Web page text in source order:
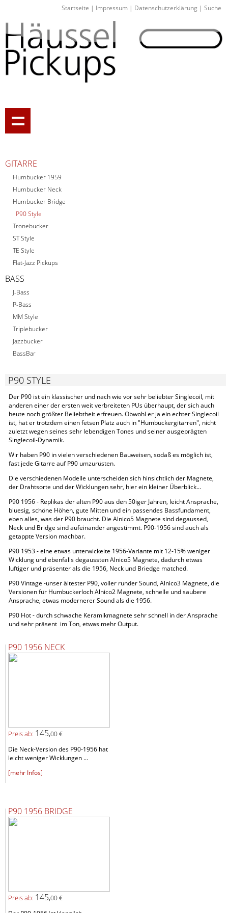
Startseite | Impressum | Datenschutzerklärung | Suche
GITARRE
Humbucker 1959
Humbucker Neck
Humbucker Bridge
P90 Style
Tronebucker
ST Style
TE Style
Flat-Jazz Pickups
BASS
J-Bass
P-Bass
MM Style
Triplebucker
Jazzbucker
BassBar
P90 STYLE
Der P90 ist ein klassischer und nach wie vor sehr beliebter Singlecoil, mit
anderen einer der ersten weit verbreiteten PUs überhaupt, der sich auch
heute noch größter Beliebtheit erfreuen. Obwohl er ja ein echter Singlecoil
ist, hat er trotzdem einen fetsen Platz auch in "Humbuckergitarren", nicht
zuletzt wegen seines sehr lebendigen Tones und seiner ausgeprägten
Singlecoil-Dynamik.
Wir haben P90 in vielen verschiedenen Bauweisen, sodaß es möglich ist,
fast jede Gitarre auf P90 umzurüsten.
Die verschiedenen Modelle unterscheiden sich hinsichtlich der Magnete,
der Drahtsorte und der Wicklungen sehr, hier ein kleiner Überblick...
P90 1956 - Replikas der alten P90 aus den 50iger Jahren, leicht Ansprache,
bluesig, schöne Höhen, gute Mitten und ein passendes Bassfundament,
eben alles, was der P90 braucht. Die Alnico5 Magnete sind degaussed,
Neck und Bridge sind aufeinander angestimmt. P90-1956 sind auch als
getappte Version machbar.
P90 1953 - eine etwas unterwickelte 1956-Variante mit 12-15% weniger
Wicklung und ebenfalls degaussten Alnico5 Magnete, dadurch etwas
luftiger und präsenter als die 1956, Neck und Briedge matched.
P90 Vintage -unser ältester P90, voller runder Sound, Alnico3 Magnete, die
Versionen für Humbuckerloch Alnico2 Magnete, schnelle und saubere
Ansprache, etwas modernerer Sound als die 1956.
P90 Hot - durch schwache Keramikmagnete sehr schnell in der Ansprache
und sehr präsent im Ton, etwas mehr Output.
P90 1956 NECK
Preis ab: 145,00 €
Die Neck-Version des P90-1956 hat
leicht weniger Wicklungen ...
[mehr Infos]
P90 1956 BRIDGE
Preis ab: 145,00 €